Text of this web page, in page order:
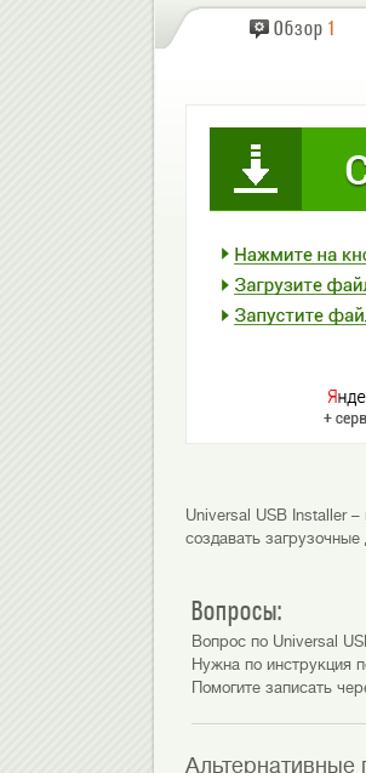
Обзор 1
Universal USB Installer
создавать
Вопросы:
Вопрос по Universal
Нужна по инструкция
Помогите записать